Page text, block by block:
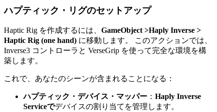
ハプティック・リグのセットアップ
Haptic Rig を作成するには、 GameObject >Haply Inverse >
Haptic Rig (one hand) に移動します。 このアクションでは、
Inverse3 コントローラと VerseGrip を使って完全な環境を構
築します。
これで、あなたのシーンが含まれることになる：
ハプティック・デバイス・マッパー ： Haply Inverse
Serviceでデバイスの割り当てを管理します。